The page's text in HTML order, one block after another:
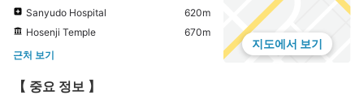
Sanyudo Hospital
620m
Hosenji Temple
670m
근처 보기
지도에서 보기
【 중요 정보 】